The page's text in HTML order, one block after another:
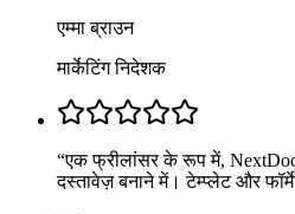
एम्मा ब्राउन
मार्केटिंग निदेशक
“एक फ्रीलांसर के रूप में,
दस्तावेज़ बनाने में। टेम्प्लेट और